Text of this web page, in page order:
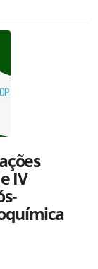
IV